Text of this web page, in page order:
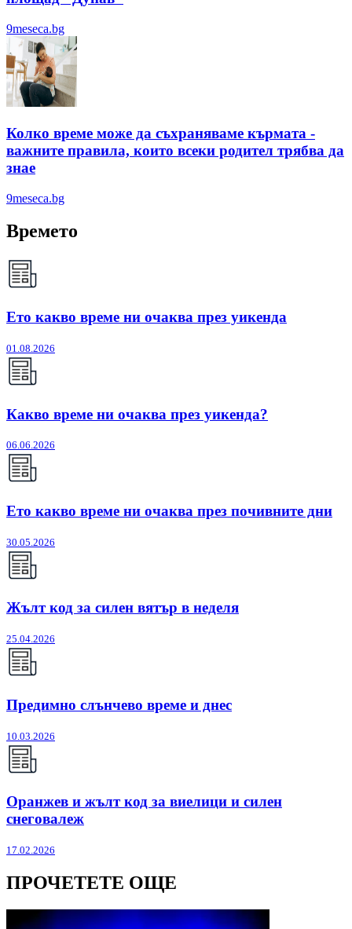
9meseca.bg
Колко време може да съхраняваме кърмата -
важните правила, които всеки родител трябва да
знае
9meseca.bg
Времето
Ето какво време ни очаква през уикенда
01.08.2026
Какво време ни очаква през уикенда?
06.06.2026
Ето какво време ни очаква през почивните дни
30.05.2026
Жълт код за силен вятър в неделя
25.04.2026
Предимно слънчево време и днес
10.03.2026
Оранжев и жълт код за виелици и силен
снеговалеж
17.02.2026
ПРОЧЕТЕТЕ ОЩЕ